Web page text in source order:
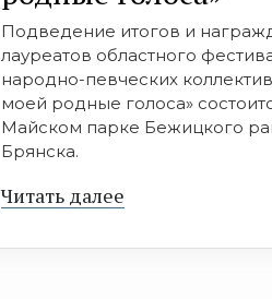
Подведение итогов и
лауреатов областного
народно-певческих
моей родные голоса»
Майском парке Бежицкого
Брянска.
Читать далее